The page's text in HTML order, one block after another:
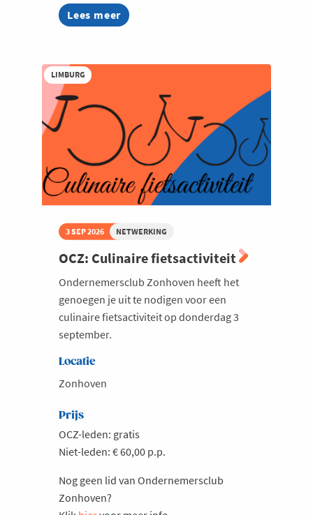
Lees meer
about
Bryo
LIMBURG
3 SEP 2026 NETWERKING
OCZ: Culinaire fietsactiviteit
Ondernemersclub Zonhoven heeft het
genoegen je uit te nodigen voor een
culinaire fietsactiviteit op donderdag 3
september.
Locatie
Zonhoven
Prijs
OCZ-leden: gratis
Niet-leden: € 60,00 p.p.
Nog geen lid van Ondernemersclub
Zonhoven?